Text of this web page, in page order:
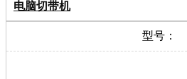
电脑切带机
型号：